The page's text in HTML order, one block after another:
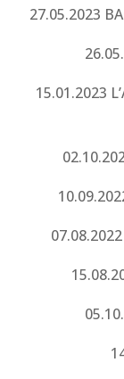
27.05.2023
15.01.2023